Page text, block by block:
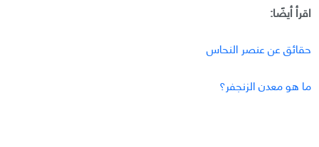
اقرأ أيضًا:
حقائق عن عنصر النحاس
ما هو معدن الزنجفر؟